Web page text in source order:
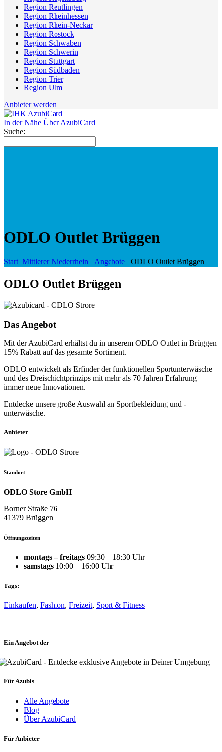
Region Reutlingen
Region Rheinhessen
Region Rhein-Neckar
Region Rostock
Region Schwaben
Region Schwerin
Region Stuttgart
Region Südbaden
Region Trier
Region Ulm
Anbieter werden
In der Nähe Über AzubiCard
Suche:
ODLO Outlet Brüggen
Start Mittlerer Niederrhein Angebote ODLO Outlet Brüggen
ODLO Outlet Brüggen
Das Angebot
Mit der AzubiCard erhältst du in unserem ODLO Outlet in Brüggen
15% Rabatt auf das gesamte Sortiment.
ODLO entwickelt als Erfinder der funktionellen Sportunterwäsche
und des Dreischichtprinzips mit mehr als 70 Jahren Erfahrung
immer neue Innovationen.
Entdecke unsere große Auswahl an Sportbekleidung und -
unterwäsche.
Anbieter
Standort
ODLO Store GmbH
Borner Straße 76
41379 Brüggen
Öffnungszeiten
montags – freitags 09:30 – 18:30 Uhr
samstags 10:00 – 16:00 Uhr
Tags:
Einkaufen, Fashion, Freizeit, Sport & Fitness
Ein Angebot der
Für Azubis
Alle Angebote
Blog
Über AzubiCard
Für Anbieter